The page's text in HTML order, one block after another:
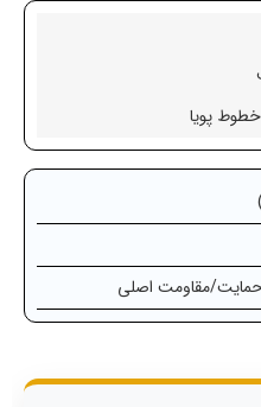
خطوط پویا
مقاومت اصلی